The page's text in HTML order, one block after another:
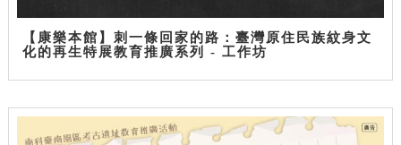
【康樂本館】刺一條回家的路：臺灣原住民族紋身文
化的再生特展教育推廣系列 - 工作坊